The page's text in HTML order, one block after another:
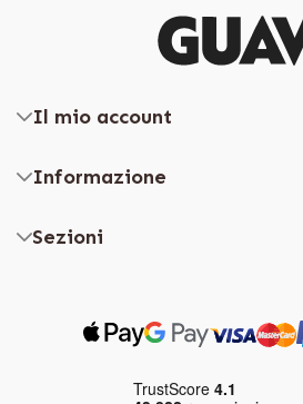
Il mio account
Informazione
Sezioni